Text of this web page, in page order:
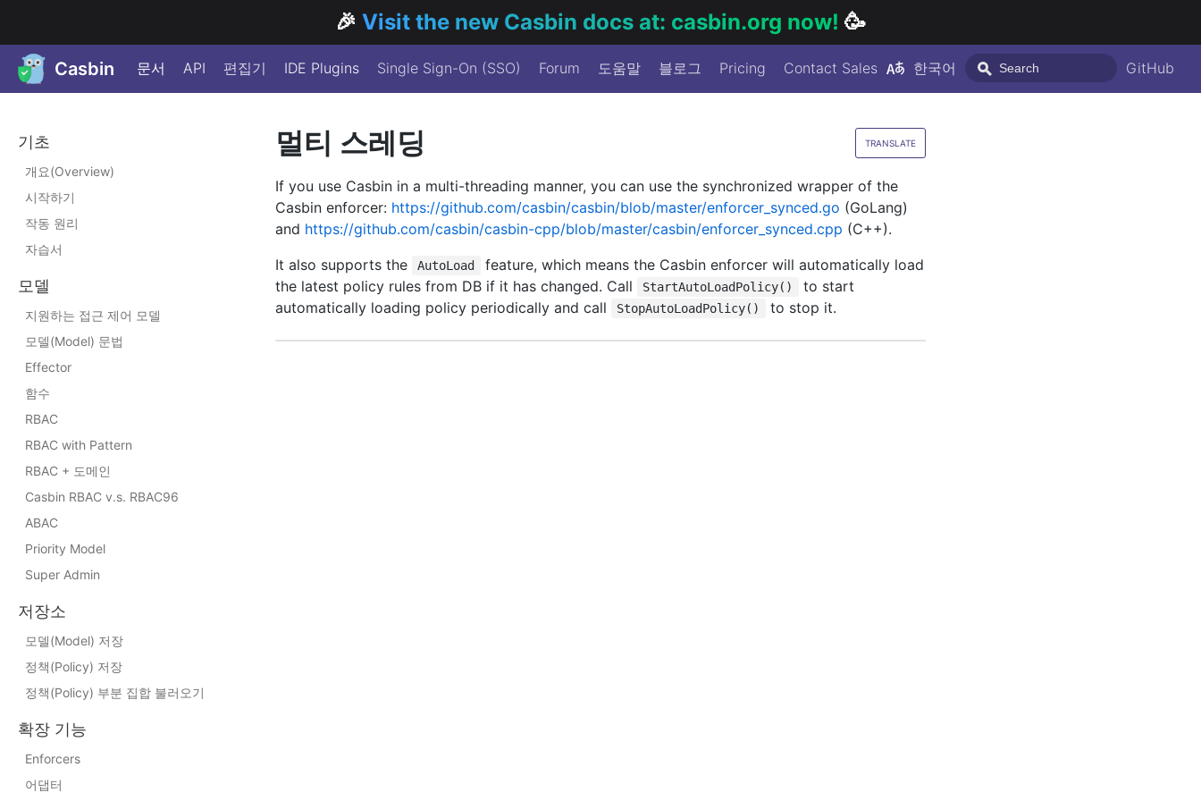
🎉 Visit the new Casbin docs at: casbin.org now! 🥳
Casbin 문서 API 편집기 IDE Plugins Single Sign-On (SSO) Forum 도움말 블로그 Pricing Contact Sales 한국어 GitHub
기초
개요(Overview)
시작하기
작동 원리
자습서
모델
지원하는 접근 제어 모델
모델(Model) 문법
Effector
함수
RBAC
RBAC with Pattern
RBAC + 도메인
Casbin RBAC v.s. RBAC96
ABAC
Priority Model
Super Admin
저장소
모델(Model) 저장
정책(Policy) 저장
정책(Policy) 부분 집합 불러오기
확장 기능
Enforcers
어댑터
TRANSLATE
멀티 스레딩
If you use Casbin in a multi-threading manner, you can use the synchronized wrapper of the
Casbin enforcer: https://github.com/casbin/casbin/blob/master/enforcer_synced.go (GoLang)
and https://github.com/casbin/casbin-cpp/blob/master/casbin/enforcer_synced.cpp (C++).
It also supports the
AutoLoad
feature, which means the Casbin enforcer will automatically load
the latest policy rules from DB if it has changed. Call
StartAutoLoadPolicy()
to start
automatically loading policy periodically and call
StopAutoLoadPolicy() to stop it.